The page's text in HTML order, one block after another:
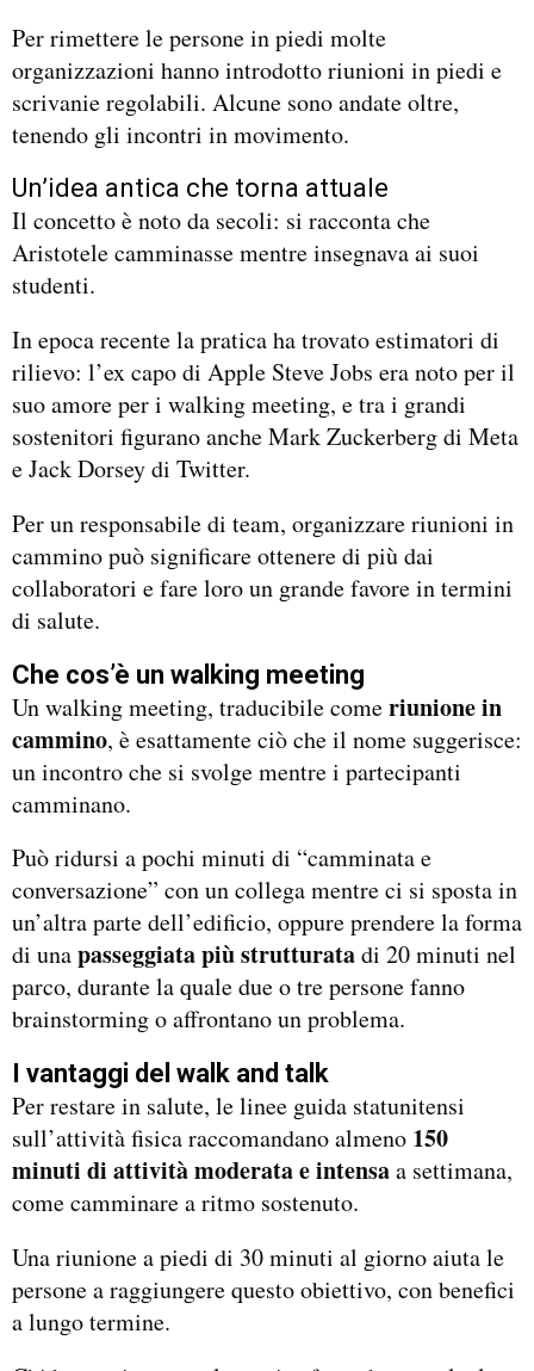
Per rimettere le persone in piedi molte
organizzazioni hanno introdotto riunioni in piedi e
scrivanie regolabili. Alcune sono andate oltre,
tenendo gli incontri in movimento.
Un’idea antica che torna attuale
Il concetto è noto da secoli: si racconta che
Aristotele camminasse mentre insegnava ai suoi
studenti.
In epoca recente la pratica ha trovato estimatori di
rilievo: l’ex capo di Apple Steve Jobs era noto per il
suo amore per i walking meeting, e tra i grandi
sostenitori figurano anche Mark Zuckerberg di Meta
e Jack Dorsey di Twitter.
Per un responsabile di team, organizzare riunioni in
cammino può significare ottenere di più dai
collaboratori e fare loro un grande favore in termini
di salute.
Che cos’è un walking meeting
Un walking meeting, traducibile comeriunione in
cammino, è esattamente ciò che il nome suggerisce:
un incontro che si svolge mentre i partecipanti
camminano.
Può ridursi a pochi minuti di “camminata e
conversazione” con un collega mentre ci si sposta in
un’altra parte dell’edificio, oppure prendere la forma
di unapasseggiata più strutturatadi 20 minuti nel
parco, durante la quale due o tre persone fanno
brainstorming o affrontano un problema.
I vantaggi del walk and talk
Per restare in salute, le linee guida statunitensi
sull’attività fisica raccomandano almeno 150
minuti di attività moderata e intensaa settimana,
come camminare a ritmo sostenuto.
Una riunione a piedi di 30 minuti al giorno aiuta le
persone a raggiungere questo obiettivo, con benefici
a lungo termine.